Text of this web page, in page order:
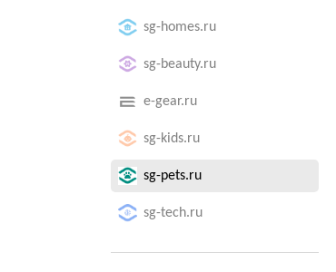
sg-homes.ru
sg-beauty.ru
e-gear.ru
sg-kids.ru
sg-pets.ru
sg-tech.ru